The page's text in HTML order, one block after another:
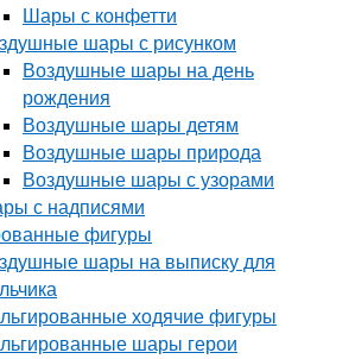
Шары с конфетти
шары с рисунком
Воздушные шары на день
рождения
Воздушные шары детям
Воздушные шары природа
Воздушные шары с узорами
с надписями
фигуры
шары на выписку для
ходячие фигуры
шары герои